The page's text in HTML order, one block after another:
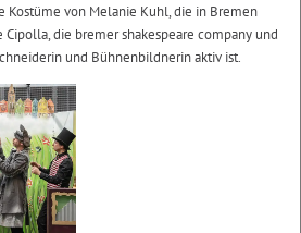
Kostüme von Melanie Kuhl, die in Bremen
die bremer shakespeare company und
und Bühnenbildnerin aktiv ist.